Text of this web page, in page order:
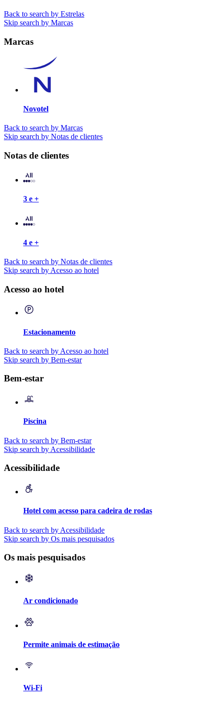
Back to search by Estrelas
Skip search by Marcas
Marcas
Novotel
Back to search by Marcas
Skip search by Notas de clientes
Notas de clientes
3 e +
4 e +
Back to search by Notas de clientes
Skip search by Acesso ao hotel
Acesso ao hotel
Estacionamento
Back to search by Acesso ao hotel
Skip search by Bem-estar
Bem-estar
Piscina
Back to search by Bem-estar
Skip search by Acessibilidade
Acessibilidade
Hotel com acesso para cadeira de rodas
Back to search by Acessibilidade
Skip search by Os mais pesquisados
Os mais pesquisados
Ar condicionado
Permite animais de estimação
Wi-Fi